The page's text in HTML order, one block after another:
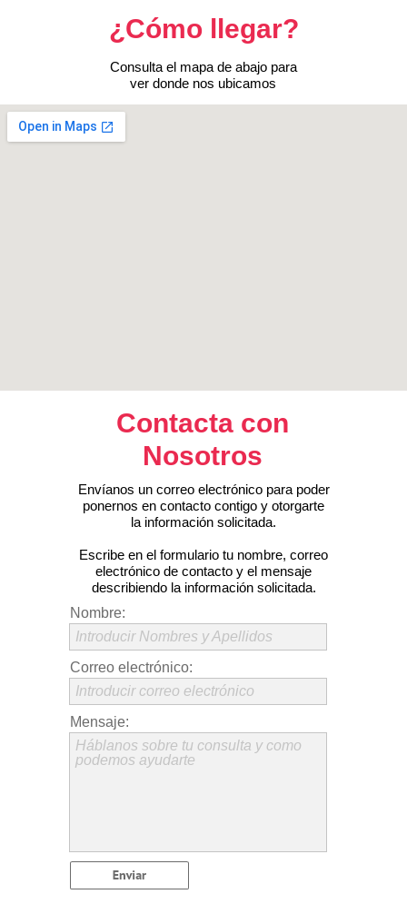
¿Cómo llegar?
Consulta el mapa de abajo para
ver donde nos ubicamos
Contacta con
Nosotros
Envíanos un correo electrónico para poder
ponernos en contacto contigo y otorgarte
la información solicitada.
Escribe en el formulario tu nombre, correo
electrónico de contacto y el mensaje
describiendo la información solicitada.
Nombre:
Introducir Nombres y Apellidos
Correo electrónico:
Introducir correo electrónico
Mensaje:
Háblanos sobre tu consulta y como
podemos ayudarte